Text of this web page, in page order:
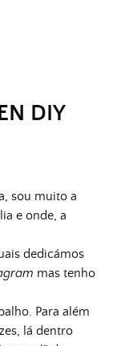
DIY
sou muito a
e onde, a
dedicámos
mas tenho
Para além
lá dentro